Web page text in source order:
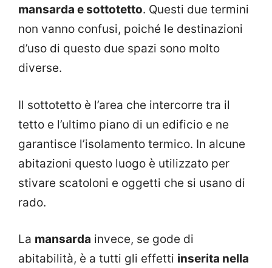
mansarda e sottotetto. Questi due termini
non vanno confusi, poiché le destinazioni
d’uso di questo due spazi sono molto
diverse.
Il sottotetto è l’area che intercorre tra il
tetto e l’ultimo piano di un edificio e ne
garantisce l’isolamento termico. In alcune
abitazioni questo luogo è utilizzato per
stivare scatoloni e oggetti che si usano di
rado.
La mansarda invece, se gode di
abitabilità, è a tutti gli effetti inserita nella